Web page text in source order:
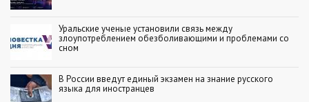
Уральские ученые установили связь между
злоупотреблением обезболивающими и проблемами со
сном
В России введут единый экзамен на знание русского
языка для иностранцев